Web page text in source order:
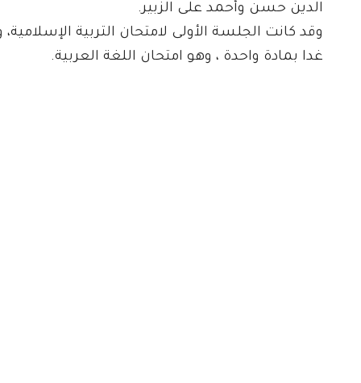
الدين حسن وأحمد على الزبير.
وقد كانت الجلسة الأولى لامتحان التربية
غدا بمادة واحدة ، وهو امتحان اللغة العربية.